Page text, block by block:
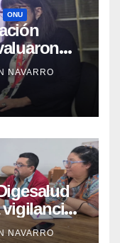
ONU
en
e
NAVARRO
vigilancia
de
NAVARRO